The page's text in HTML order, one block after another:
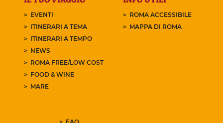
EVENTI
ITINERARI A TEMA
ITINERARI A TEMPO
NEWS
ROMA FREE/LOW COST
FOOD & WINE
MARE
ROMA ACCESSIBILE
MAPPA DI ROMA